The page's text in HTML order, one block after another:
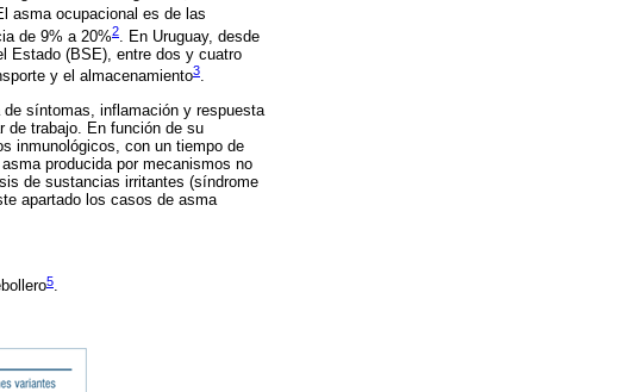
asma ocupacional es de las
de 9% a 20%2. En Uruguay, desde
Estado (BSE), entre dos y cuatro
y el almacenamiento3.
síntomas, inflamación y respuesta
de trabajo. En función de su
inmunológicos, con un tiempo de
producida por mecanismos no
de sustancias irritantes (síndrome
apartado los casos de asma
5.